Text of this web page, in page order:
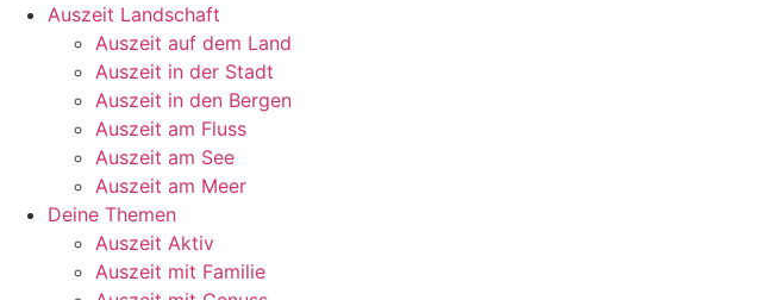
Auszeit Landschaft
Auszeit auf dem Land
Auszeit in der Stadt
Auszeit in den Bergen
Auszeit am Fluss
Auszeit am See
Auszeit am Meer
Deine Themen
Auszeit Aktiv
Auszeit mit Familie